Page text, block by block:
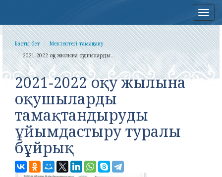
Басты бет
Мектептегі тамақтану
2021-2022 оқу жылына оқушыларды...
2021-2022 оқу жылына
оқушыларды
тамақтандыруды
ұйымдастыру туралы
бұйрық